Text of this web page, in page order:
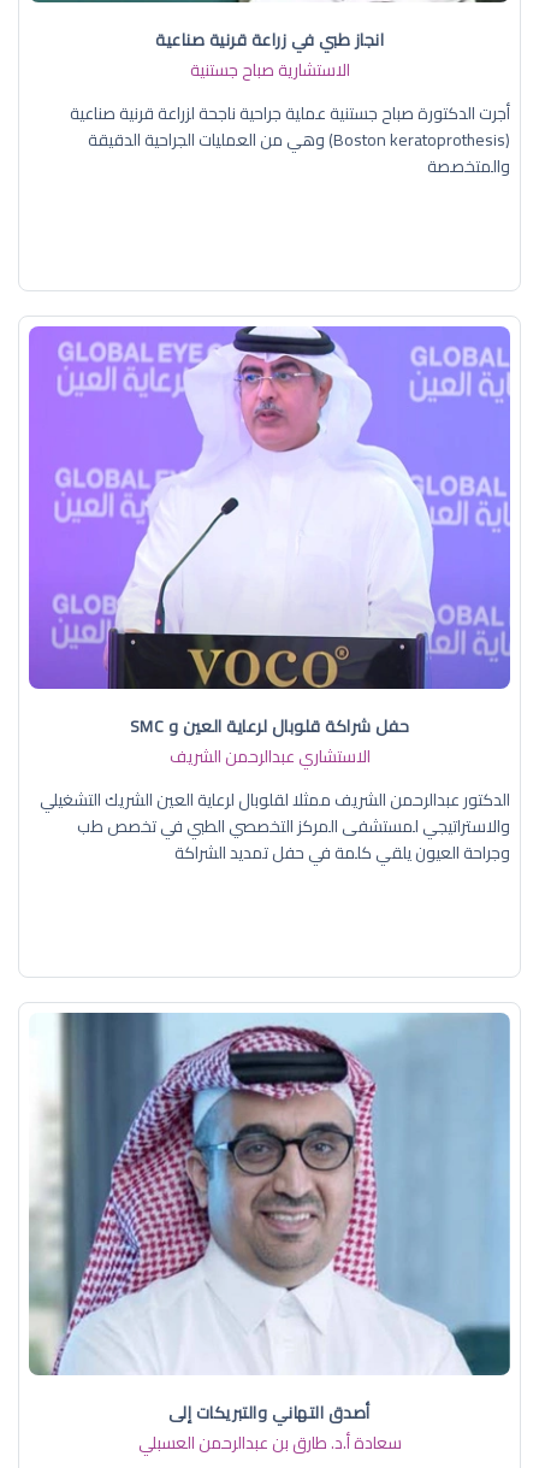
انجاز طبي في زراعة قرنية صناعية
الاستشارية صباح جستنية
أجرت الدكتورة صباح جستنية عملية جراحية ناجحة لزراعة قرنية صناعية
(Boston keratoprothesis) وهي من العمليات الجراحية الدقيقة
والمتخصصة
حفل شراكة قلوبال لرعاية العين و SMC
الاستشاري عبدالرحمن الشريف
الدكتور عبدالرحمن الشريف ممثلا لقلوبال لرعاية العين الشريك التشغيلي
والاستراتيجي لمستشفى المركز التخصصي الطبي في تخصص طب
وجراحة العيون يلقي كلمة في حفل تمديد الشراكة
أصدق التهاني والتبريكات إلى
سعادة أ.د. ​طارق بن عبدالرحمن العسبلي